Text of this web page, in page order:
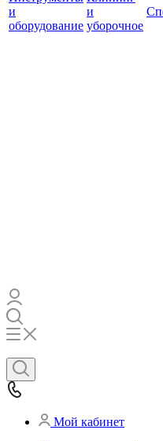
и
оборудование
и
уборочное
Мой кабинет